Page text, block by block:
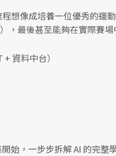
想像成培養一位優秀的運
，最後甚至能夠在實際賽
資料中台）
始，一步步拆解 AI 的完整